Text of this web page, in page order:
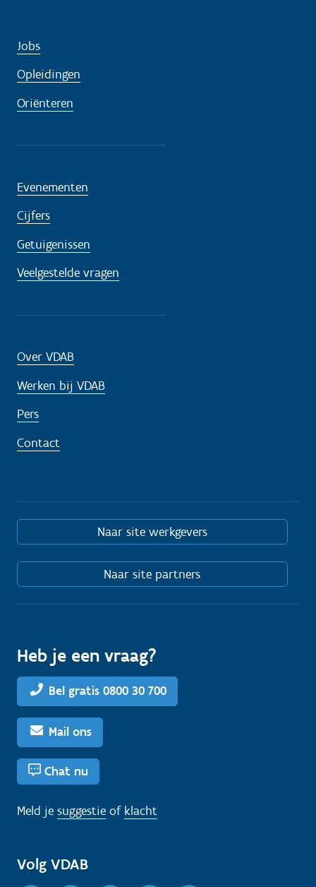
Jobs
Opleidingen
Oriënteren
Evenementen
Cijfers
Getuigenissen
Veelgestelde vragen
Over VDAB
Werken bij VDAB
Pers
Contact
Naar site werkgevers
Naar site partners
Heb je een vraag?
Bel gratis 0800 30 700
Mail ons
Chat nu
Meld je suggestie of klacht
Volg VDAB